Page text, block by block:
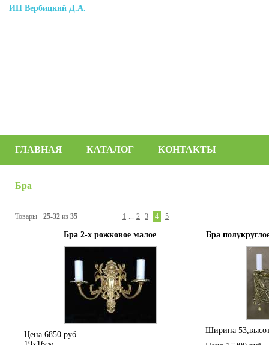
ИП Вербицкий Д.А.
ГЛАВНАЯ КАТАЛОГ КОНТАКТЫ
Бра
Товары 25-32 из 35 1 ... 2 3 4 5
Бра 2-х рожковое малое
Цена 6850 руб.
Бра
Ширина